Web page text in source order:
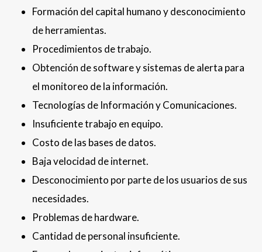
Formación del capital humano y desconocimiento
de herramientas.
Procedimientos de trabajo.
Obtención de software y sistemas de alerta para
el monitoreo de la información.
Tecnologías de Información y Comunicaciones.
Insuficiente trabajo en equipo.
Costo de las bases de datos.
Baja velocidad de internet.
Desconocimiento por parte de los usuarios de sus
necesidades.
Problemas de hardware.
Cantidad de personal insuficiente.